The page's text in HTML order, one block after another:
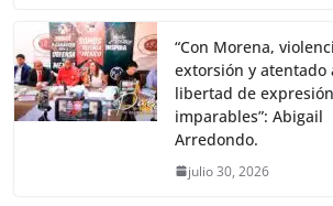
“Con Morena,
extorsión y atentado
libertad de
imparables”: Abigail
Arredondo.
julio 30, 2026